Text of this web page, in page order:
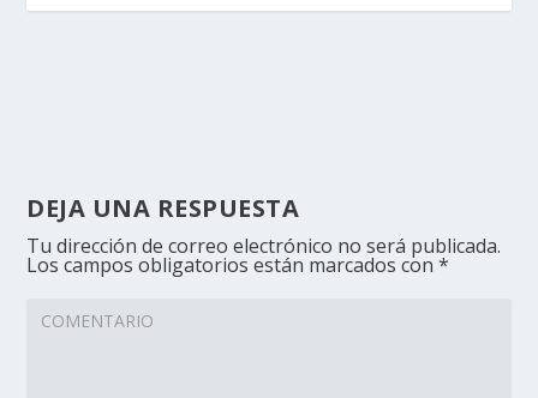
DEJA UNA RESPUESTA
Tu dirección de correo electrónico no será publicada.
Los campos obligatorios están marcados con*